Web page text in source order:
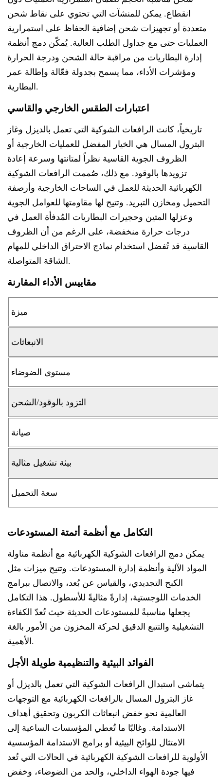
انقطاع. يمكن للمنشآت التي تحتوي على نقاط شحن
متعددة أو تجهيزات شحن إضافية الحفاظ على استمرارية
العمليات حتى مع جداول الطلب العالية. يُمكّن دمج أنظمة
إدارة البطاريات من مراقبة حالة الشحن ودرجة الحرارة
ومؤشرات الأداء، مما يسمح بجدولة فعّالة وإطالة عمر
البطارية.
اعتبارات الطقس الخارجي والقاسي
تاريخياً، كانت الرافعات الشوكية التي تعمل بالديزل وغاز
البترول المسال هي الخيار المفضل للعمليات الخارجية أو
الظروف الجوية القاسية نظراً لمتانتها وسرعة إعادة
تزويدها بالوقود. مع ذلك، صُممت الرافعات الشوكية
الكهربائية الحديثة للعمل في الساحات الخارجية وأرصفة
التحميل ومخازن التبريد. وتتيح لها مقاومتها للعوامل الجوية
وعزلها المتين وحجيرات البطاريات المُدفأة العمل في
درجات حرارة منخفضة، على الرغم من أن الظروف
القاسية قد تُفضل استخدام نماذج الاحتراق الداخلي للمهام
الشاقة المتواصلة.
مقاييس الأداء المقارنة
ميزة
الانبعاثات
مستوى الضوضاء
التزود بالوقود/الشحن
صيانة
بيئة تشغيل مثالية
سعة التحميل
التكامل مع أنظمة أتمتة المستودعات
يمكن دمج الرافعات الشوكية الكهربائية مع أنظمة مناولة
المواد الآلية وأنظمة إدارة المستودعات. وتتيح ميزات مثل
الكبح التجديدي، والقياس عن بُعد، والاتصال ببرامج
الخدمات اللوجستية، إدارةً مثاليةً للأسطول. هذا التكامل
يجعلها مناسبةً للمستودعات الحديثة حيث تُعدّ الكفاءة
التشغيلية والتتبع الدقيق لحركة المخزون من الأمور بالغة
الأهمية.
الفوائد البيئية والتنظيمية طويلة الأجل
يتماشى استبدال الرافعات الشوكية التي تعمل بالديزل أو
غاز البترول المسال بالرافعات الكهربائية مع التوجهات
العالمية نحو خفض انبعاثات الكربون وتحقيق أهداف
الاستدامة. وغالبًا ما تُعطي المؤسسات الساعية إلى
الامتثال للوائح البيئية أو برامج الاستدامة المؤسسية
الأولوية للرافعات الشوكية الكهربائية في الحالات التي تُعد
فيها جودة الهواء الداخلي، والحد من الضوضاء، وخفض